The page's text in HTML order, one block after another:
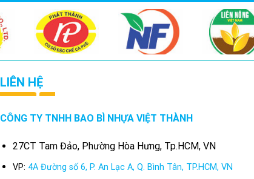
LIÊN HỆ
CÔNG TY TNHH BAO BÌ NHỰA VIỆT THÀNH
27CT Tam Đảo, Phường Hòa Hưng, Tp.HCM, VN
VP: 4A Đường số 6, P. An Lạc A, Q. Bình Tân, TP.HCM, VN